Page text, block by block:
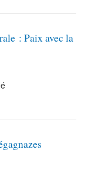
: Paix avec la